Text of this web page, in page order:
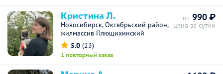
Кристина Л.
Новосибирск, Октябрьский район,
жилмассив Плющихинский
5.0 (23)
1 повторный заказ
от 990 ₽
цена за сутки